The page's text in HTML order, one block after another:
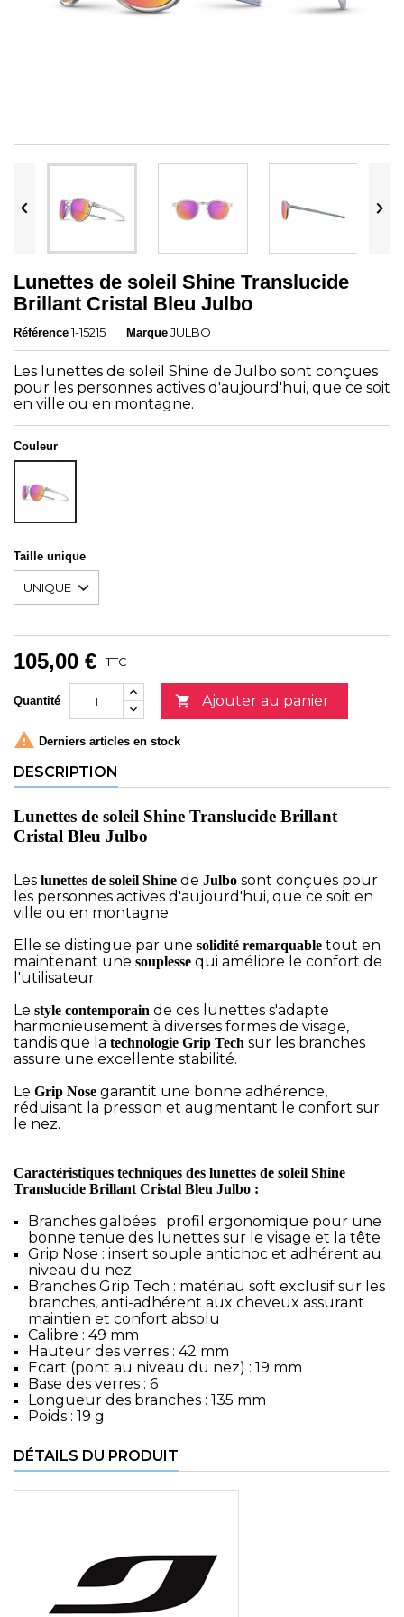
 
Lunettes de soleil Shine Translucide
Brillant Cristal Bleu Julbo
Référence 1-15215 Marque JULBO
Les lunettes de soleil Shine de Julbo sont conçues
pour les personnes actives d'aujourd'hui, que ce soit
en ville ou en montagne.
Couleur
Taille unique
105,00 € TTC
Quantité  Ajouter au panier
 Derniers articles en stock
DESCRIPTION
Lunettes de soleil Shine Translucide Brillant
Cristal Bleu Julbo
Les lunettes de soleil Shine de Julbo sont conçues pour
les personnes actives d'aujourd'hui, que ce soit en
ville ou en montagne.
Elle se distingue par une solidité remarquable tout en
maintenant une souplesse qui améliore le confort de
l'utilisateur.
Le style contemporain de ces lunettes s'adapte
harmonieusement à diverses formes de visage,
tandis que la technologie Grip Tech sur les branches
assure une excellente stabilité.
Le Grip Nose garantit une bonne adhérence,
réduisant la pression et augmentant le confort sur
le nez.
Caractéristiques techniques des lunettes de soleil Shine
Translucide Brillant Cristal Bleu Julbo :
Branches galbées : profil ergonomique pour une
bonne tenue des lunettes sur le visage et la tête
Grip Nose : insert souple antichoc et adhérent au
niveau du nez
Branches Grip Tech : matériau soft exclusif sur les
branches, anti-adhérent aux cheveux assurant
maintien et confort absolu
Calibre : 49 mm
Hauteur des verres : 42 mm
Ecart (pont au niveau du nez) : 19 mm
Base des verres : 6
Longueur des branches : 135 mm
Poids : 19 g
DÉTAILS DU PRODUIT